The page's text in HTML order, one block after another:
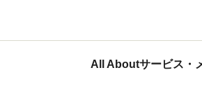
All Aboutサービス・